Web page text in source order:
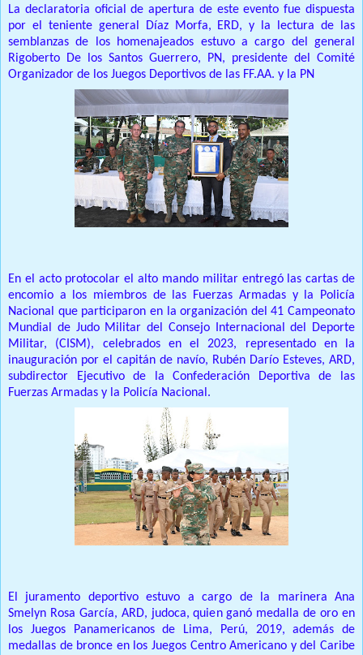
La declaratoria oficial de apertura de este evento fue dispuesta
por el teniente general Díaz Morfa, ERD, y la lectura de las
semblanzas de los homenajeados estuvo a cargo del general
Rigoberto De los Santos Guerrero, PN, presidente del Comité
Organizador de los Juegos Deportivos de las FF.AA. y la PN
En el acto protocolar el alto mando militar entregó las cartas de
encomio a los miembros de las Fuerzas Armadas y la Policía
Nacional que participaron en la organización del 41 Campeonato
Mundial de Judo Militar del Consejo Internacional del Deporte
Militar, (CISM), celebrados en el 2023, representado en la
inauguración por el capitán de navío, Rubén Darío Esteves, ARD,
subdirector Ejecutivo de la Confederación Deportiva de las
Fuerzas Armadas y la Policía Nacional.
El juramento deportivo estuvo a cargo de la marinera Ana
Smelyn Rosa García, ARD, judoca, quien ganó medalla de oro en
los Juegos Panamericanos de Lima, Perú, 2019, además de
medallas de bronce en los Juegos Centro Americano y del Caribe